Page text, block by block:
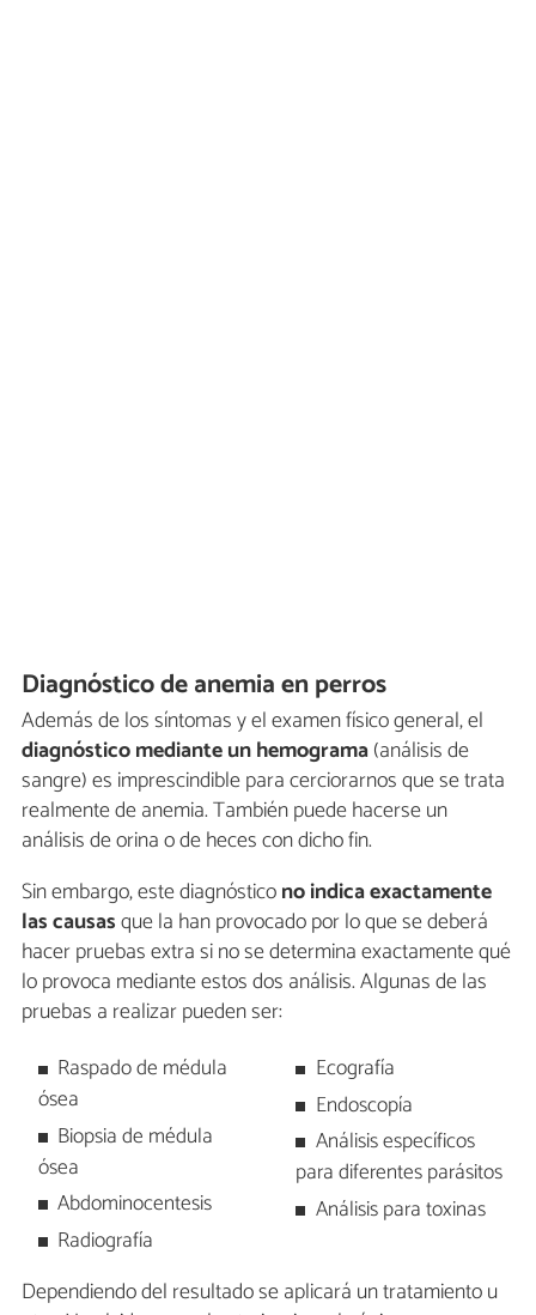
Diagnóstico de anemia en perros
Además de los síntomas y el examen físico general, el
diagnóstico mediante un hemograma(análisis de
sangre) es imprescindible para cerciorarnos que se trata
realmente de anemia. También puede hacerse un
análisis de orina o de heces con dicho fin.
Sin embargo, este diagnósticono indica exactamente
las causasque la han provocado por lo que se deberá
hacer pruebas extra si no se determina exactamente qué
lo provoca mediante estos dos análisis. Algunas de las
pruebas a realizar pueden ser:
Raspado de médula
ósea
Biopsia de médula
ósea
Abdominocentesis
Radiografía
Ecografía
Endoscopía
Análisis específicos
para diferentes parásitos
Análisis para toxinas
Dependiendo del resultado se aplicará un tratamiento u